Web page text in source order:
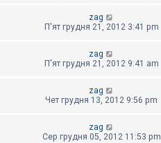
zag
П'ят грудня 21, 2012 3:41 pm
zag
П'ят грудня 21, 2012 9:41 am
zag
Чет грудня 13, 2012 9:56 pm
zag
Сер грудня 05, 2012 11:53 pm